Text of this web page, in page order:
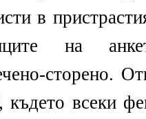
в
на
сторено.
, където всеки